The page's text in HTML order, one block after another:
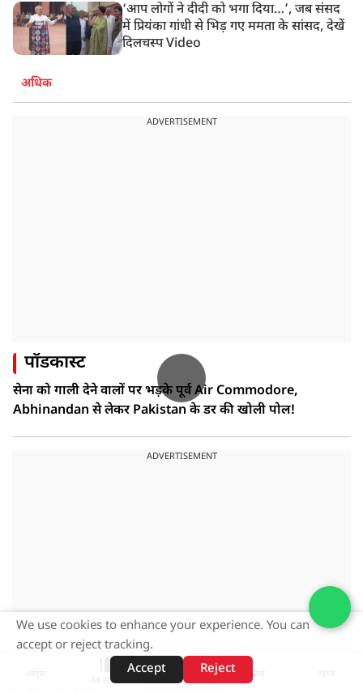
‘आप लोगों ने दीदी को भगा दिया…’, जब संसद
में प्रियंका गांधी से भिड़ गए ममता के सांसद, देखें
दिलचस्प Video
अधिक
ADVERTISEMENT
पॉडकास्ट
सेना को गाली देने वालों पर भड़के पूर्व Air Commodore,
Abhinandan से लेकर Pakistan के डर की खोली पोल!
ADVERTISEMENT
वेब स्टोरीज़
We use cookies to enhance your experience. You can
accept or reject tracking.
Accept
Reject